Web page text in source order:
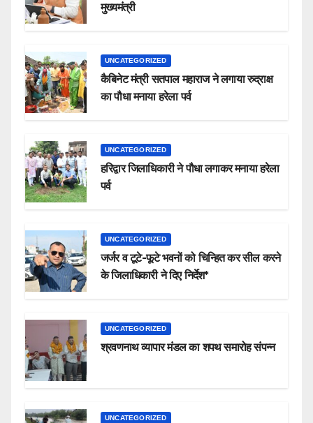
मुख्यमंत्री
UNCATEGORIZED
कैबिनेट मंत्री सतपाल महाराज ने लगाया रुद्राक्ष
का पौधा मनाया हरेला पर्व
UNCATEGORIZED
हरिद्वार जिलाधिकारी ने पौधा लगाकर मनाया हरेला
पर्व
UNCATEGORIZED
जर्जर व टूटे-फूटे भवनों को चिन्हित कर सील करने
के जिलाधिकारी ने दिए निर्देश*
UNCATEGORIZED
श्रवणनाथ व्यापार मंडल का शपथ समारोह संपन्न
UNCATEGORIZED